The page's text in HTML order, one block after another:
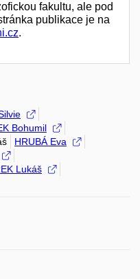
fakultu, ale pod
publikace je na
.
Bohumil
HRUBÁ Eva
Lukáš